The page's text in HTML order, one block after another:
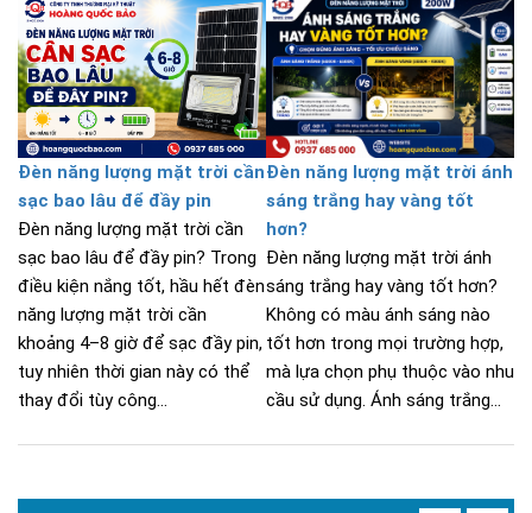
Đèn năng lượng mặt trời cần
sạc bao lâu để đầy pin
Đèn năng lượng mặt trời cần
sạc bao lâu để đầy pin? Trong
điều kiện nắng tốt, hầu hết đèn
năng lượng mặt trời cần
khoảng 4–8 giờ để sạc đầy pin,
tuy nhiên thời gian này có thể
thay đổi tùy công...
Đèn năng lượng mặt trời ánh
sáng trắng hay vàng tốt
hơn?
Đèn năng lượng mặt trời ánh
sáng trắng hay vàng tốt hơn?
Không có màu ánh sáng nào
tốt hơn trong mọi trường hợp,
mà lựa chọn phụ thuộc vào nhu
cầu sử dụng. Ánh sáng trắng...